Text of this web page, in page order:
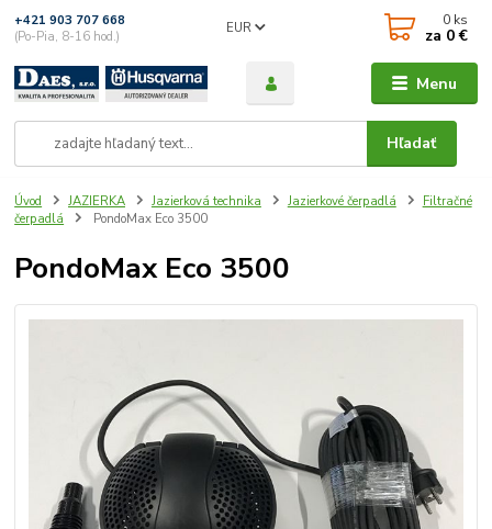
Menu
EUR
Hľadať
+421 903 707 668
(Po-Pia, 8-16 hod.)
0 ks
za 0 €
Úvod JAZIERKA Jazierková technika Jazierkové čerpadlá
Filtračné
čerpadlá
PondoMax Eco 3500
PondoMax Eco 3500